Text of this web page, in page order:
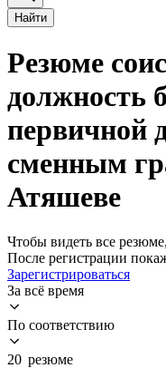
Найти
Резюме
должность
первичной
сменным
Атяшеве
Чтобы видеть все
После регистрации
Зарегистрироваться
За всё время
По соответствию
20 резюме